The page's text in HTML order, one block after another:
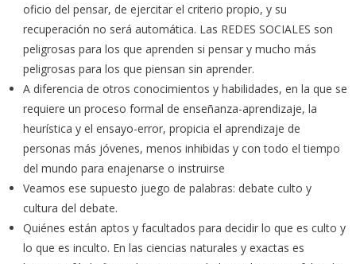
oficio del pensar, de ejercitar el criterio propio, y su
recuperación no será automática. Las REDES SOCIALES son
peligrosas para los que aprenden si pensar y mucho más
peligrosas para los que piensan sin aprender.
A diferencia de otros conocimientos y habilidades, en la que se
requiere un proceso formal de enseñanza-aprendizaje, la
heurística y el ensayo-error, propicia el aprendizaje de
personas más jóvenes, menos inhibidas y con todo el tiempo
del mundo para enajenarse o instruirse
Veamos ese supuesto juego de palabras: debate culto y
cultura del debate.
Quiénes están aptos y facultados para decidir lo que es culto y
lo que es inculto. En las ciencias naturales y exactas es